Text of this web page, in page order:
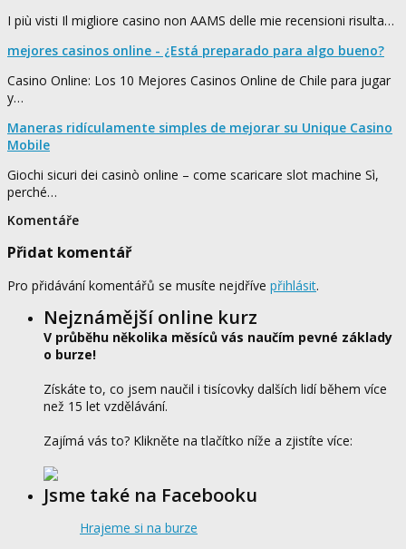
I più visti Il migliore casino non AAMS delle mie recensioni risulta…
mejores casinos online - ¿Está preparado para algo bueno?
Casino Online: Los 10 Mejores Casinos Online de Chile para jugar
y…
Maneras ridículamente simples de mejorar su Unique Casino
Mobile
Giochi sicuri dei casinò online – come scaricare slot machine Sì,
perché…
Komentáře
Přidat komentář
Pro přidávání komentářů se musíte nejdříve přihlásit.
Nejznámější online kurz
V průběhu několika měsíců vás naučím pevné základy
o burze!
Získáte to, co jsem naučil i tisícovky dalších lidí během více
než 15 let vzdělávání.
Zajímá vás to? Klikněte na tlačítko níže a zjistíte více:
Jsme také na Facebooku
Hrajeme si na burze